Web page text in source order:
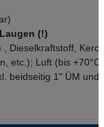
(!)
, Dieselkraftstoff,
etc.); Luft (bis
beidseitig 1" ÜM und